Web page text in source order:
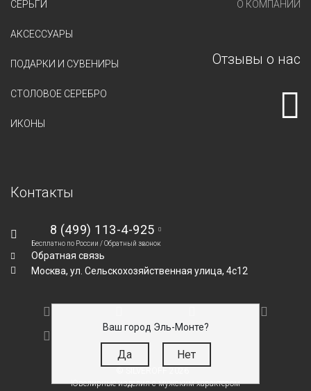
Ваш город Эль-Монте?
Да Нет
СЕРЬГИ
АКСЕССУАРЫ
ПОДАРКИ И СУВЕНИРЫ
СТОЛОВОЕ СЕРЕБРО
ИКОНЫ
О КОМПАНИИ
Отзывы о нас
Контакты
8 (499) 113-4-925
Бесплатно по России /Обратный звонок
Обратная связь
Москва, ул. Сельскохозяйственная улица, 4с12
Ювелирные изделия с мужским характером